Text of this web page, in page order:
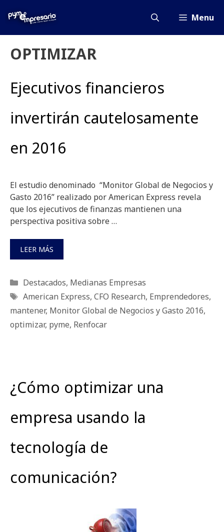
Menu
OPTIMIZAR
Ejecutivos financieros
invertirán cautelosamente
en 2016
El estudio denominado “Monitor Global de Negocios y
Gasto 2016” realizado por American Express revela
que los ejecutivos de finanzas mantienen una
perspectiva positiva sobre …
LEER MÁS
Categorías
Destacados, Medianas Empresas
Etiquetas
American Express, CFO Research, Emprendedores,
mantener, Monitor Global de Negocios y Gasto 2016,
optimizar, pyme, Renfocar
¿Cómo optimizar una
empresa usando la
tecnología de
comunicación?